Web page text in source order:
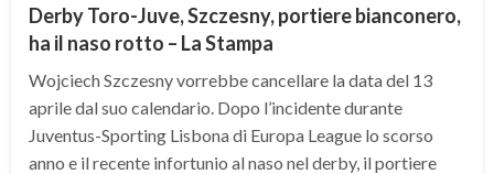
Derby Toro-Juve, Szczesny, portiere bianconero,
ha il naso rotto – La Stampa
Wojciech Szczesny vorrebbe cancellare la data del 13
aprile dal suo calendario. Dopo l’incidente durante
Juventus-Sporting Lisbona di Europa League lo scorso
anno e il recente infortunio al naso nel derby, il portiere